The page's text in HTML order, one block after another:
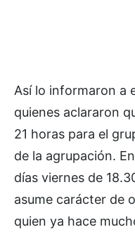
Así lo informaron a
quienes aclararon
21 horas para el
de la agrupación.
días viernes de
asume carácter de
quien ya hace